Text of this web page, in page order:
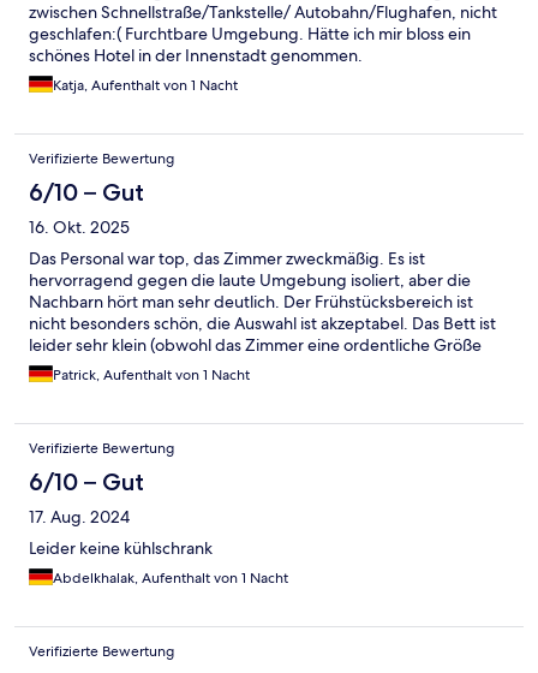
zwischen Schnellstraße/Tankstelle/ Autobahn/Flughafen, nicht
geschlafen:( Furchtbare Umgebung. Hätte ich mir bloss ein
schönes Hotel in der Innenstadt genommen.
Katja, Aufenthalt von 1 Nacht
Verifizierte Bewertung
6/10 – Gut
16. Okt. 2025
Das Personal war top, das Zimmer zweckmäßig. Es ist
hervorragend gegen die laute Umgebung isoliert, aber die
Nachbarn hört man sehr deutlich. Der Frühstücksbereich ist
nicht besonders schön, die Auswahl ist akzeptabel. Das Bett ist
leider sehr klein (obwohl das Zimmer eine ordentliche Größe
hat) und die Matratze ist durchgehend. Dadurch merkt man
jede Bewegung seines Partners. Es fährt ein Linienbus (A-
Der Bus kommt alle 25-30 Minuten. Auf Maps werden die Busse
angezeigt, wenn man die Haltestelle anklickt. Die Fahrtzeit
beträgt circa 5 Minuten. 4€ pro Person.
Patrick, Aufenthalt von 1 Nacht
Verifizierte Bewertung
6/10 – Gut
17. Aug. 2024
Leider keine kühlschrank
Abdelkhalak, Aufenthalt von 1 Nacht
Verifizierte Bewertung